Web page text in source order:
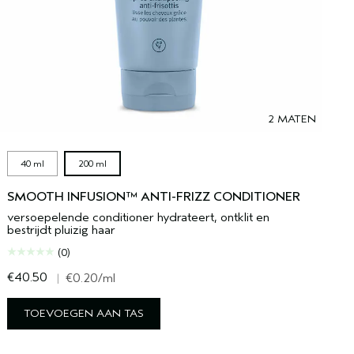
2 MATEN
40 ml 200 ml
SMOOTH INFUSION™ ANTI-FRIZZ CONDITIONER
versoepelende conditioner hydrateert, ontklit en
bestrijdt pluizig haar
(0)
€40.50 | €0.20/ml
TOEVOEGEN AAN TAS